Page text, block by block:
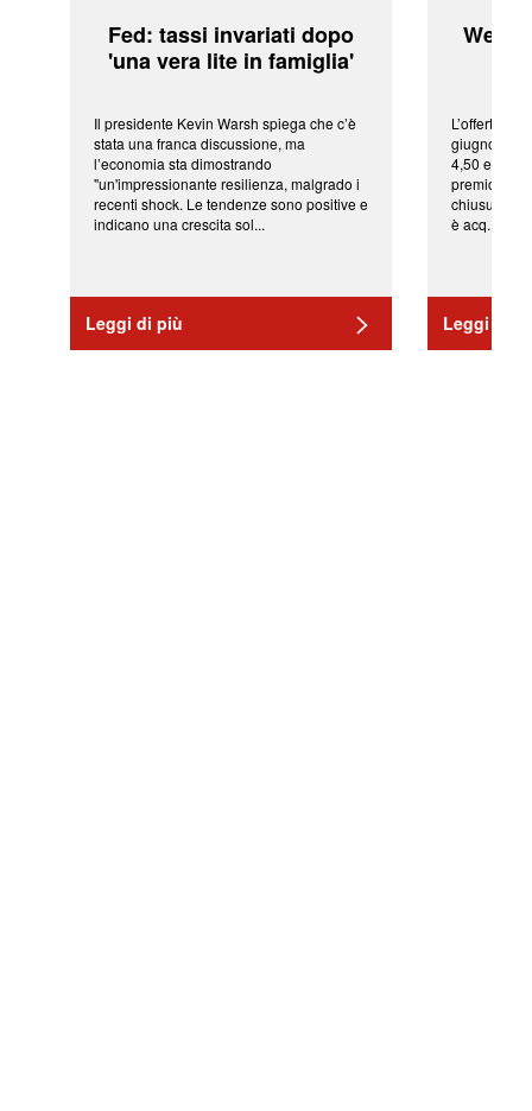
Fed: tassi invariati dopo
'una vera lite in famiglia'
Il presidente Kevin Warsh spiega che c’è
stata una franca discussione, ma
l’economia sta dimostrando
"un'impressionante resilienza, malgrado i
recenti shock. Le tendenze sono positive e
indicano una crescita sol...
Leggi di più
L’offerta
giugno da
4,50 euro
premio di
chiusura
è acq...
Leggi di